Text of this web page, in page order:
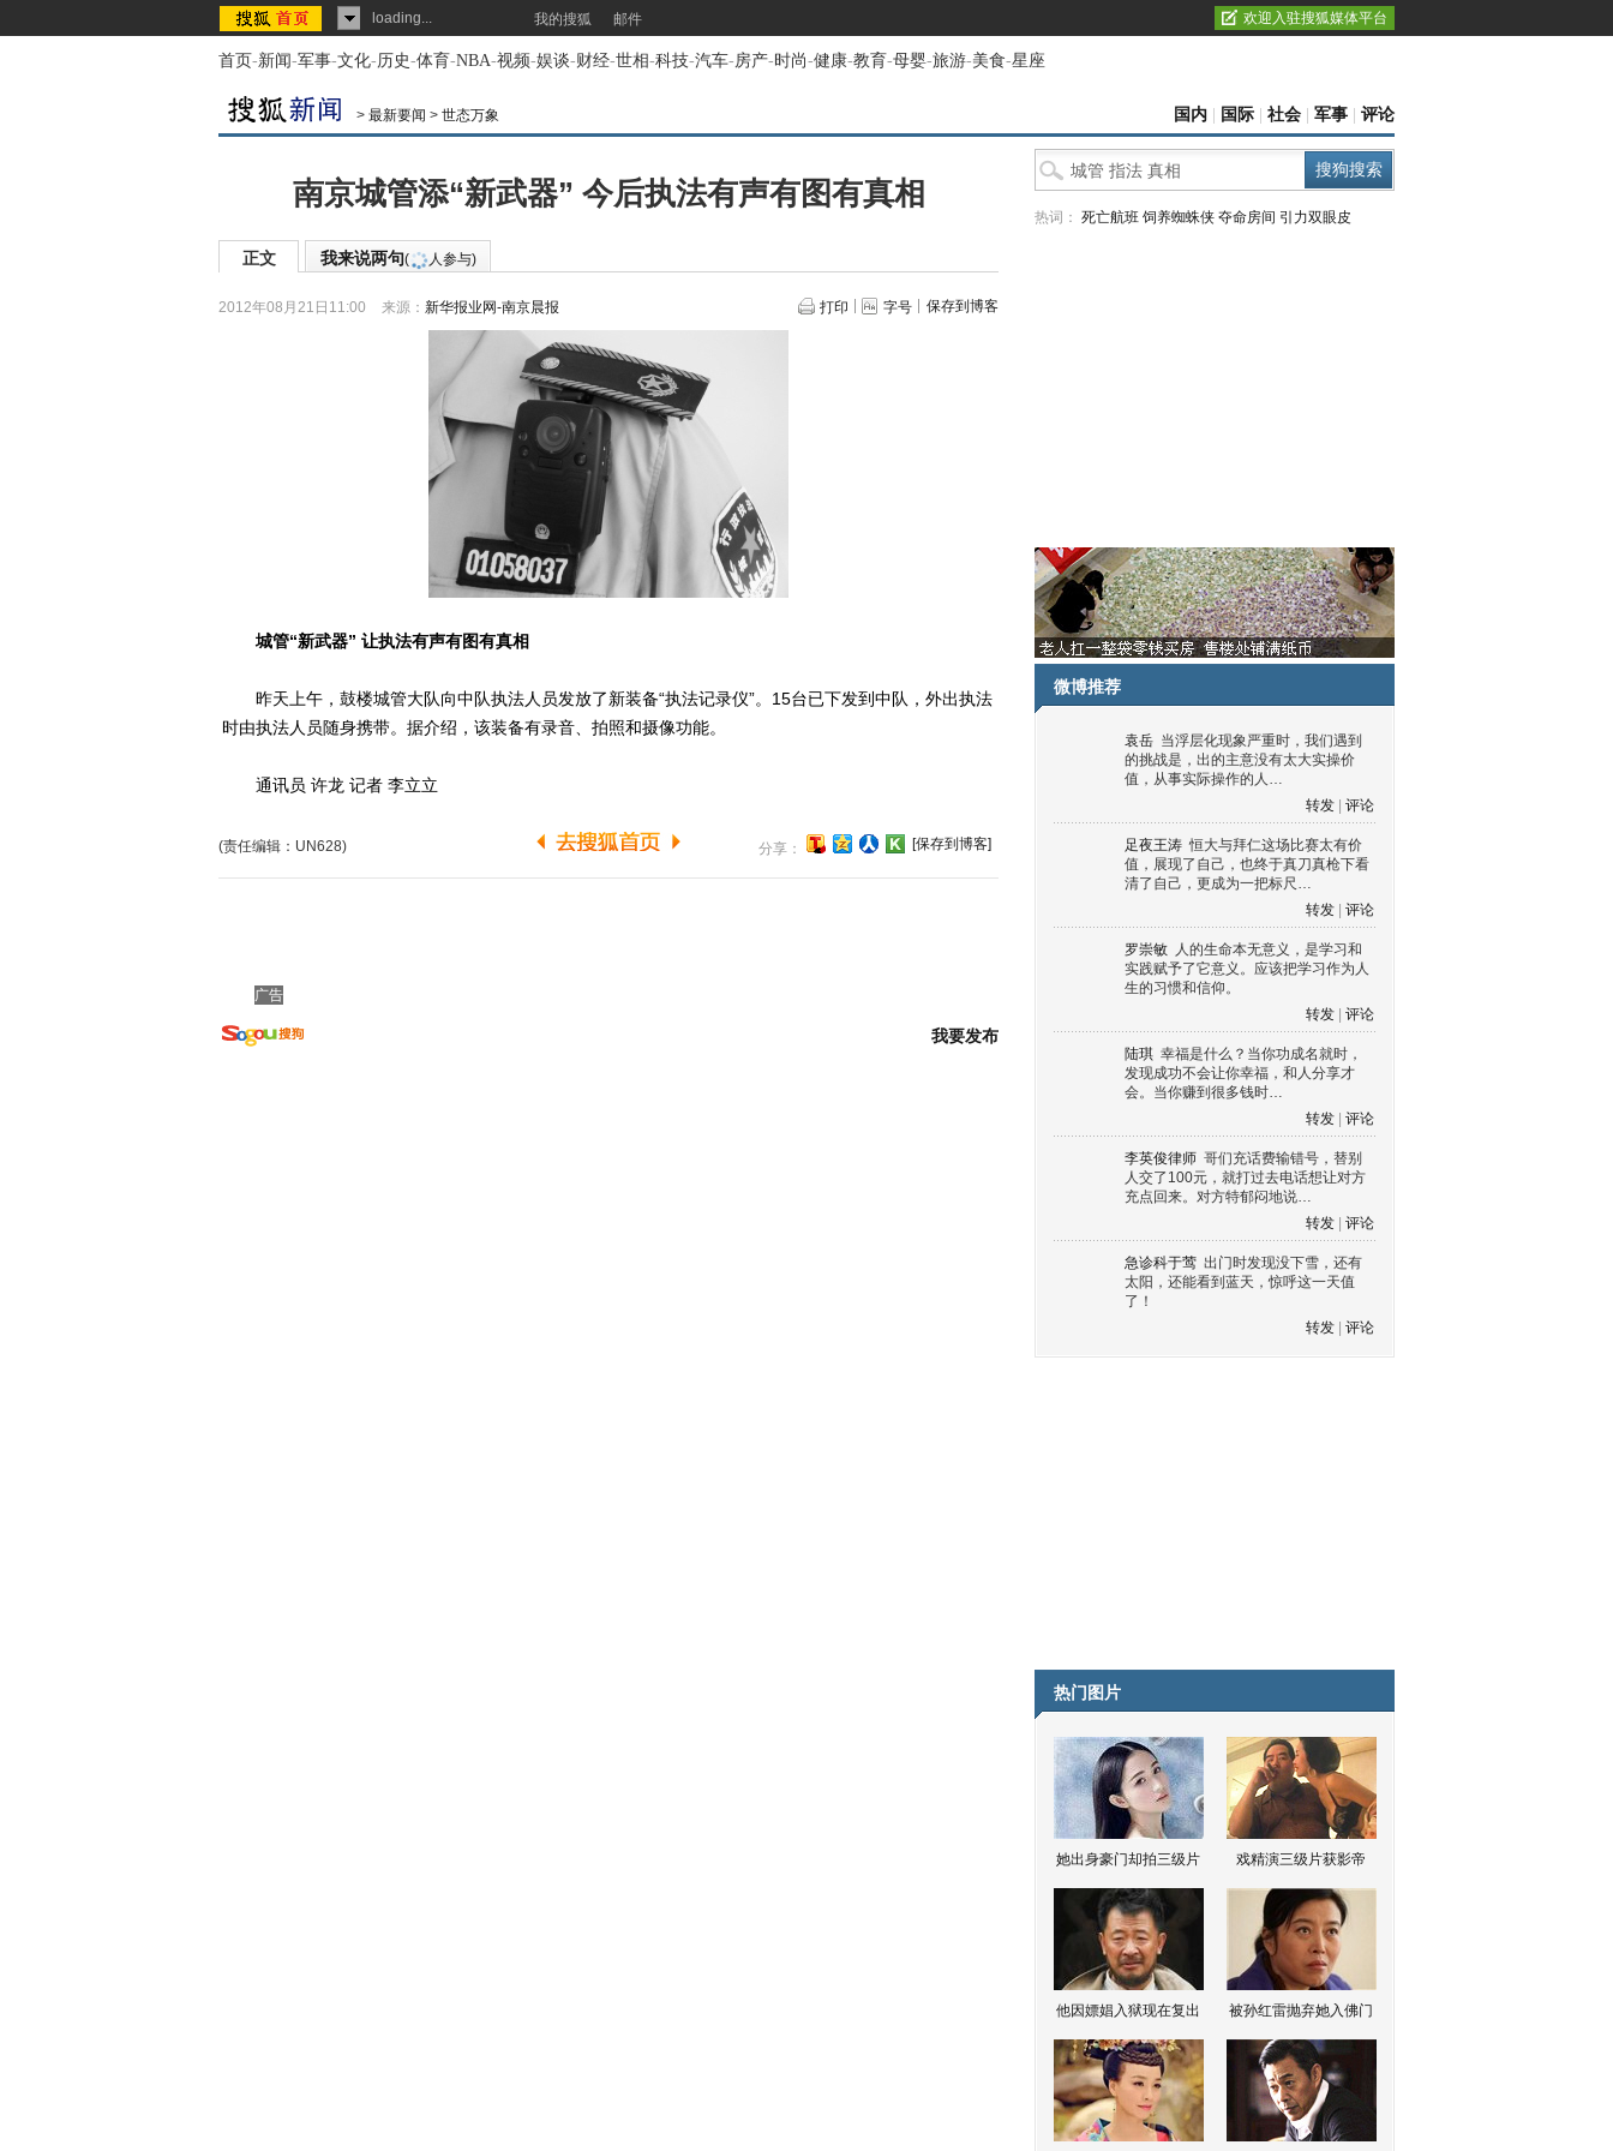
loading... 我的搜狐 邮件 欢迎入驻搜狐媒体平台
首页-新闻-军事-文化-历史-体育-NBA-视频-娱谈-财经-世相-科技-汽车-房产-时尚-健康-教育-母婴-旅游-美食-星座
> 最新要闻 > 世态万象 国内 国际 社会 军事 评论
南京城管添“新武器” 今后执法有声有图有真相
正文 我来说两句( 人参与)
2012年08月21日11:00 来源： 新华报业网-南京晨报 打印 字号 保存到博客
城管“新武器” 让执法有声有图有真相
昨天上午，鼓楼城管大队向中队执法人员发放了新装备“执法记录仪”。15台已下发到中队，外出执法
时由执法人员随身携带。据介绍，该装备有录音、拍照和摄像功能。
通讯员 许龙 记者 李立立
(责任编辑：UN628) 分享： [保存到博客]
广告
我要发布
热词： 死亡航班 饲养蜘蛛侠 夺命房间 引力双眼皮
微博推荐
袁岳 当浮层化现象严重时，我们遇到
的挑战是，出的主意没有太大实操价
值，从事实际操作的人…
转发
评论
足夜王涛 恒大与拜仁这场比赛太有价
值，展现了自己，也终于真刀真枪下看
清了自己，更成为一把标尺…
转发
评论
罗崇敏 人的生命本无意义，是学习和
实践赋予了它意义。应该把学习作为人
生的习惯和信仰。
转发
评论
陆琪 幸福是什么？当你功成名就时，
发现成功不会让你幸福，和人分享才
会。当你赚到很多钱时…
转发
评论
李英俊律师 哥们充话费输错号，替别
人交了100元，就打过去电话想让对方
充点回来。对方特郁闷地说…
转发
评论
急诊科于莺 出门时发现没下雪，还有
太阳，还能看到蓝天，惊呼这一天值
了！
转发
评论
热门图片
她出身豪门却拍三级片 戏精演三级片获影帝
他因嫖娼入狱现在复出 被孙红雷抛弃她入佛门